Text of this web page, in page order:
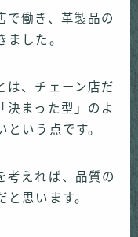
で働き、革製品の
ました。
は、チェーン店だ
決まった型」のよ
いう点です。
考えれば、品質の
思います。